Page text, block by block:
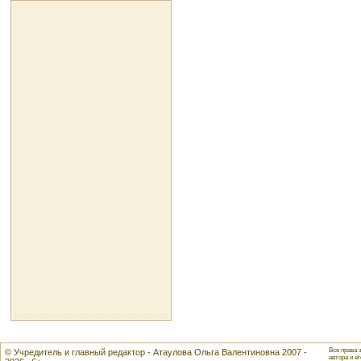
© Учредитель и главный редактор - Атаулова Ольга Валентиновна 2007 -
Все права
автора и